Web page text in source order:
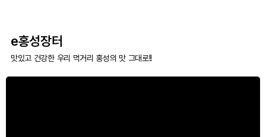
e홍성장터
맛있고 건강한 우리 먹거리 홍성의 맛 그대로!!